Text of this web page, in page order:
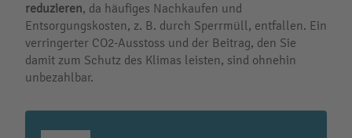
reduzieren, da häufiges Nachkaufen und
Entsorgungskosten, z. B. durch Sperrmüll, entfallen. Ein
verringerter CO2-Ausstoss und der Beitrag, den Sie
damit zum Schutz des Klimas leisten, sind ohnehin
unbezahlbar.